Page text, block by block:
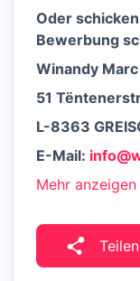
Oder
Bewerbung
Winandy Marc
51
L-8363
E-Mail:
Mehr anzeigen
Teilen